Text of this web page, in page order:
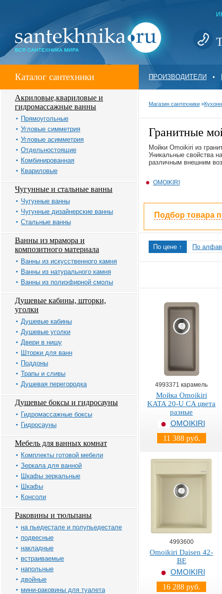
Каталог сантехники ПРОИЗВОДИТЕЛИ •
Акриловые,квариловые и
гидромассажные ванны
Прямоугольные
Угловые симметрия
Угловые асимметрия
Отдельностоящие
Комбинированная
Квариловые
Чугунные и стальные ванны
Чугунные ванны
Чугунные дизайнерские ванны
Стальные ванны
Ванны из мрамора и
композитного материала
Ванны из искусственного камня
Ванны из натурального камня
Ванны из полиэфирной смолы
Душевые кабины, шторки,
уголки
Душевые кабины
Душевые уголки
Двери в нишу
Шторки для ванн
Поддоны
Трапы и сливы
Душевая перегородка
Душевые боксы и гидросауны
Гидромассажные боксы
Гидросауны
Мебель для ванных комнат
Комплекты готовой мебели
Зеркала для ванной
Шкафы зеркальные
Шкафы
Консоли
Раковины и тюльпаны
на пьедестале и полупьедестале
подвесные
накладные
встраиваемые
напольные
двойные
мини-раковины для туалета
Магазин сантехники »
Гранитные
Мойки Omoikiri из
Уникальные свойства
различным внешним
OMOIKIRI
Подбор товара
По цене ↑ По
4993371 карамель
Мойка Omoikiri
KATA 20-U CA цвета
разные
OMOIKIRI
11 388 руб.
4993600
Omoikiri Daisen 42-
BE
OMOIKIRI
16 288 руб.